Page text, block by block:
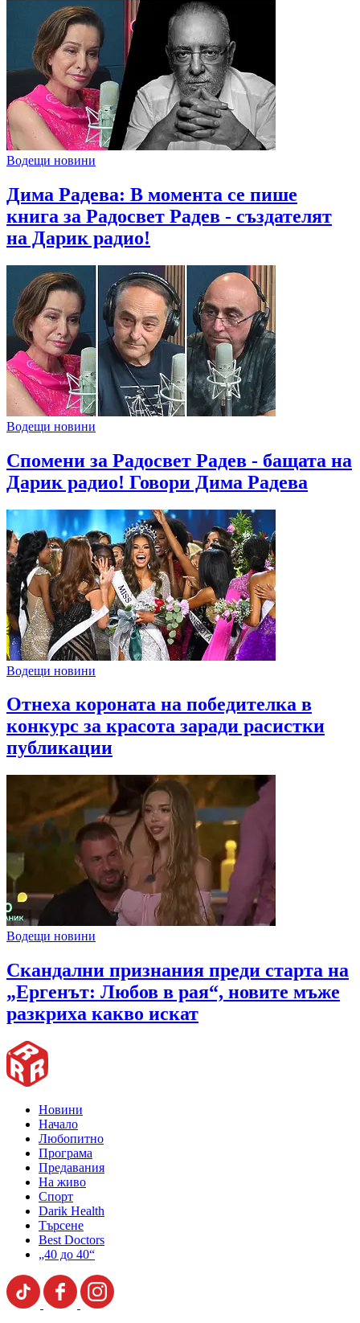
Водещи новини
Дима Радева: В момента се пише
книга за Радосвет Радев - създателят
на Дарик радио!
Водещи новини
Спомени за Радосвет Радев - бащата на
Дарик радио! Говори Дима Радева
Водещи новини
Отнеха короната на победителка в
конкурс за красота заради расистки
публикации
Водещи новини
Скандални признания преди старта на
„Ергенът: Любов в рая“, новите мъже
разкриха какво искат
Новини
Начало
Любопитно
Програма
Предавания
На живо
Спорт
Darik Health
Търсене
Best Doctors
„40 до 40“